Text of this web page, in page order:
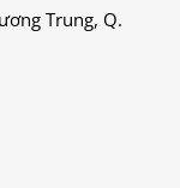
Trung, Q.